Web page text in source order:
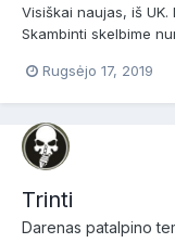
Visiškai naujas, iš UK.
Skambinti skelbime
airsoft-
Rugsėjo 17, 2019
Trinti
Darenas patalpino